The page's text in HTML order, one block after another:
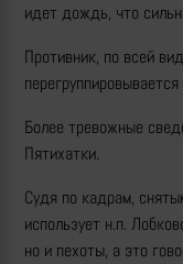
идет дождь, что
Противник, по всей
Более тревожные
Пятихатки.
Судя по кадрам,
использует н.п.
но и пехоты, а это